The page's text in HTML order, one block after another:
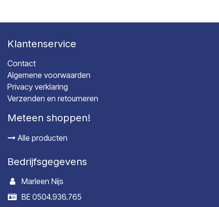
Klantenservice
Contact
Algemene voorwaarden
Privacy verklaring
Verzenden en retourneren
Meteen shoppen!
Alle producten
Bedrijfsgegevens
Marleen Nijs
BE 0504.936.765